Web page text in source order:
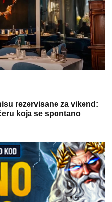
rezervisane za vikend:
koja se spontano